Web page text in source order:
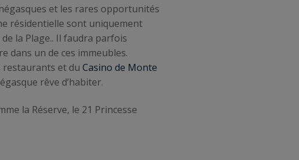
et les rares opportunités
résidentielle sont uniquement
la Plage.. Il faudra parfois
dans un de ces immeubles.
restaurants et du Casino de Monte
rêve d’habiter.
la Réserve, le 21 Princesse